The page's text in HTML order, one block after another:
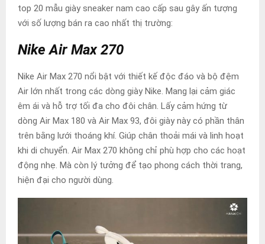
top 20 mẫu giày sneaker nam cao cấp sau gây ấn tượng
với số lượng bán ra cao nhất thị trường:
Nike Air Max 270
Nike Air Max 270 nổi bật với thiết kế độc đáo và bộ đệm
Air lớn nhất trong các dòng giày Nike. Mang lại cảm giác
êm ái và hỗ trợ tối đa cho đôi chân. Lấy cảm hứng từ
dòng Air Max 180 và Air Max 93, đôi giày này có phần thân
trên bằng lưới thoáng khí. Giúp chân thoải mái và linh hoạt
khi di chuyển. Air Max 270 không chỉ phù hợp cho các hoạt
động nhẹ. Mà còn lý tưởng để tạo phong cách thời trang,
hiện đại cho người dùng.